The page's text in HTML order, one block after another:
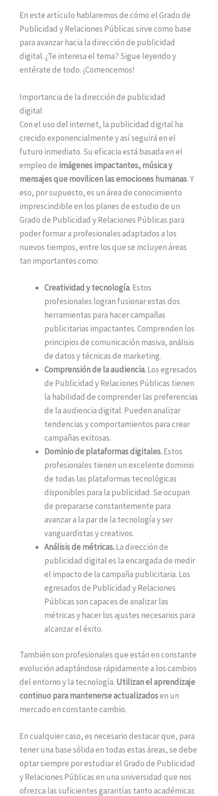
En este artículo hablaremos de cómo el Grado de
Publicidad y Relaciones Públicas sirve como base
para avanzar hacia la dirección de publicidad
digital. ¿Te interesa el tema? Sigue leyendo y
entérate de todo. ¡Comencemos!
Importancia de la dirección de publicidad
digital
Con el uso del internet, la publicidad digital ha
crecido exponencialmente y así seguirá en el
futuro inmediato. Su eficacia está basada en el
empleo de imágenes impactantes, música y
mensajes que movilicen las emociones humanas. Y
eso, por supuesto, es un área de conocimiento
imprescindible en los planes de estudio de un
Grado de Publicidad y Relaciones Públicas para
poder formar a profesionales adaptados a los
nuevos tiempos, entre los que se incluyen áreas
tan importantes como:
Creatividad y tecnología. Estos
profesionales logran fusionar estas dos
herramientas para hacer campañas
publicitarias impactantes. Comprenden los
principios de comunicación masiva, análisis
de datos y técnicas de marketing.
Comprensión de la audiencia.Los egresados
de Publicidad y Relaciones Públicas tienen
la habilidad de comprender las preferencias
de la audiencia digital. Pueden analizar
tendencias y comportamientos para crear
campañas exitosas.
Dominio de plataformas digitales.Estos
profesionales tienen un excelente dominio
de todas las plataformas tecnológicas
disponibles para la publicidad. Se ocupan
de prepararse constantemente para
avanzar a la par de la tecnología y ser
vanguardistas y creativos.
Análisis de métricas.La dirección de
publicidad digital es la encargada de medir
el impacto de la campaña publicitaria. Los
egresados de Publicidad y Relaciones
Públicas son capaces de analizar las
métricas y hacer los ajustes necesarios para
alcanzar el éxito.
También son profesionales que están en constante
evolución adaptándose rápidamente a los cambios
del entorno y la tecnología. Utilizan el aprendizaje
continuo para mantenerse actualizadosen un
mercado en constante cambio.
En cualquier caso, es necesario destacar que, para
tener una base sólida en todas estas áreas, se debe
optar siempre por estudiar el Grado de Publicidad
y Relaciones Públicas en una universidad que nos
ofrezca las suficientes garantías tanto académicas